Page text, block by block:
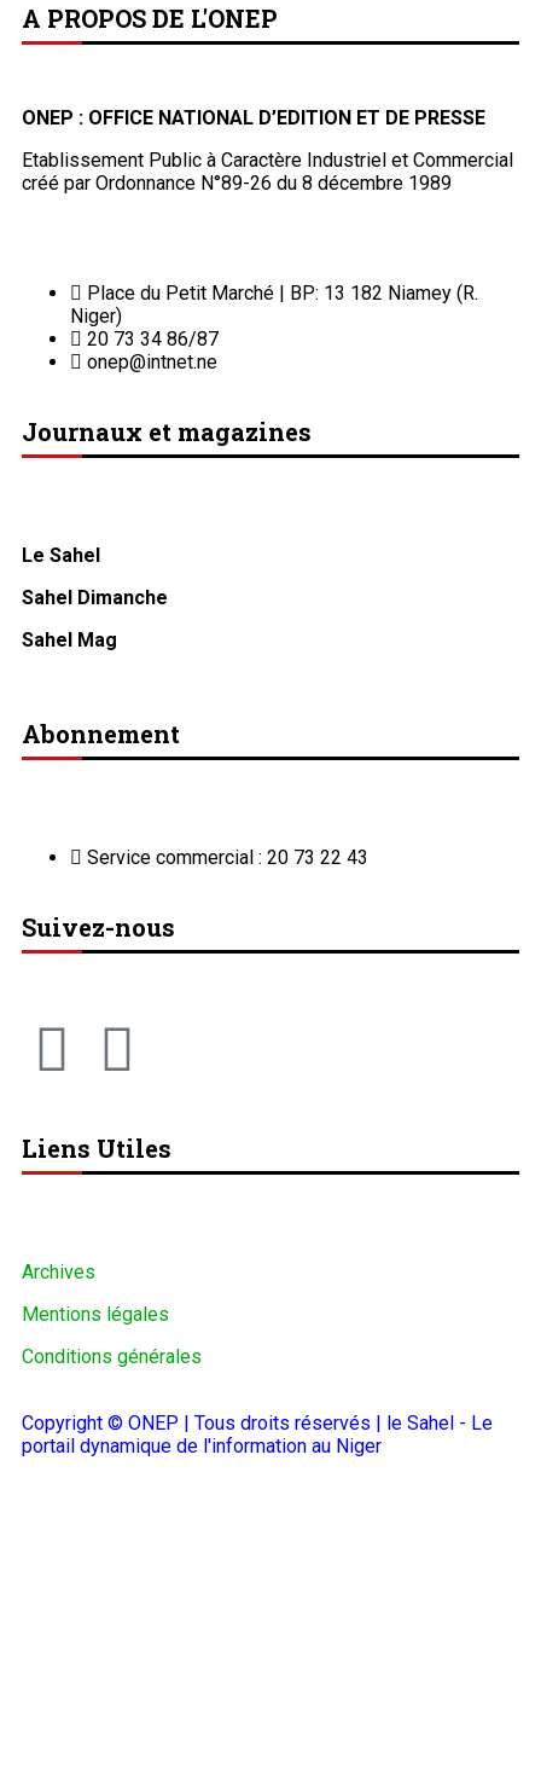
A PROPOS DE L'ONEP
ONEP : OFFICE NATIONAL D’EDITION ET DE PRESSE
Etablissement Public à Caractère Industriel et Commercial
créé par Ordonnance N°89-26 du 8 décembre 1989
Place du Petit Marché | BP: 13 182 Niamey (R.
Niger)
20 73 34 86/87
onep@intnet.ne
Journaux et magazines
Le Sahel
Sahel Dimanche
Sahel Mag
Abonnement
Service commercial : 20 73 22 43
Suivez-nous
Liens Utiles
Archives
Mentions légales
Conditions générales
Copyright © ONEP | Tous droits réservés | le Sahel - Le
portail dynamique de l'information au Niger